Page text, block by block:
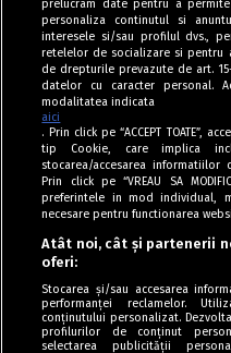
prelucram date pentru a
personaliza continutul si
interesele si/sau profilul dvs.,
retelelor de socializare si pentru
de drepturile prevazute de art.
datelor cu caracter personal.
modalitatea indicata
aici
. Prin click pe “ACCEPT TOATE”,
tip Cookie, care implica
stocarea/accesarea
Prin click pe “VREAU SA
preferintele in mod individual,
necesare pentru functionarea
Atât noi, cât și partenerii
oferi:
Stocarea și/sau accesarea
performanței reclamelor.
conținutului personalizat.
profilurilor de conținut
selectarea publicității